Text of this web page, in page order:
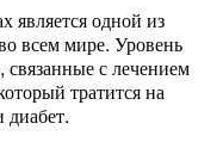
является одной из
всем мире. Уровень
связанные с лечением
тратится на
диабет.